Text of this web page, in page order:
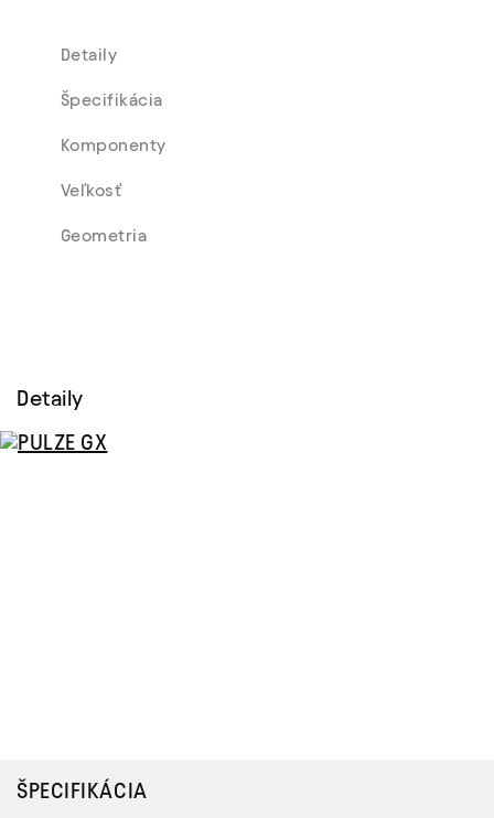
Detaily
Špecifikácia
Komponenty
Veľkosť
Geometria
Detaily
ŠPECIFIKÁCIA